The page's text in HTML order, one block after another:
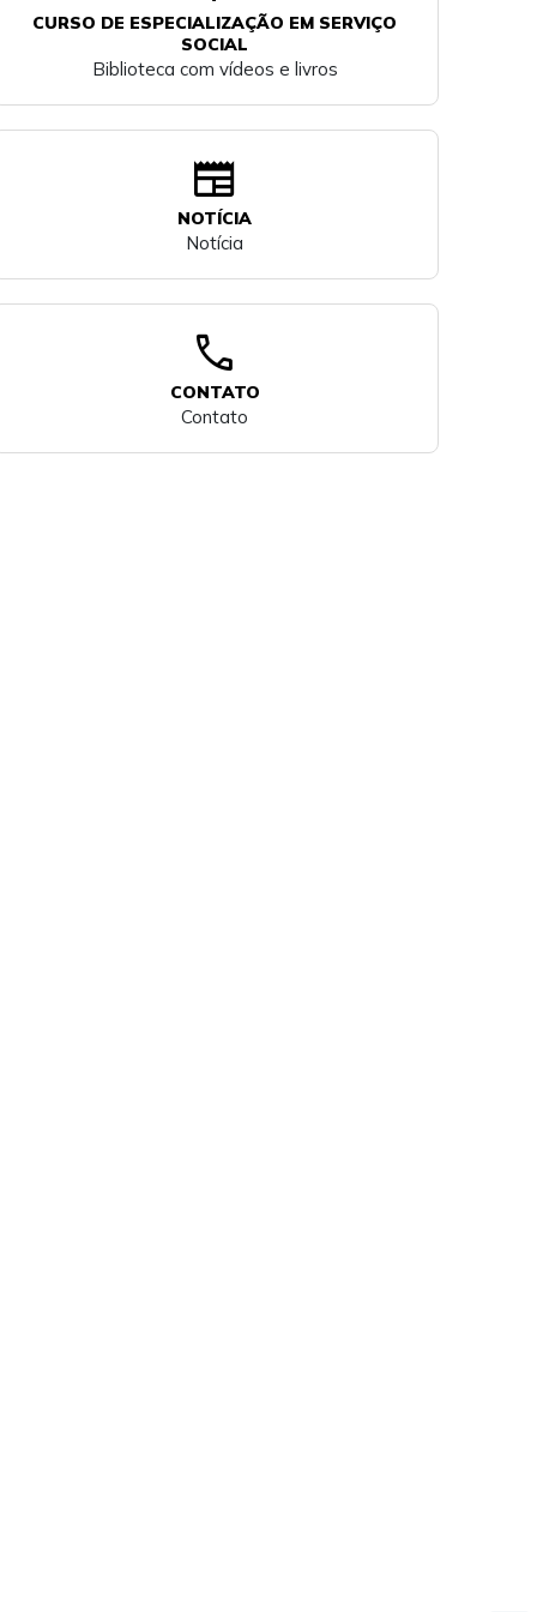
CURSO DE ESPECIALIZAÇÃO EM SERVIÇO
SOCIAL
Biblioteca com vídeos e livros
newspaper
NOTÍCIA
Notícia
call
CONTATO
Contato